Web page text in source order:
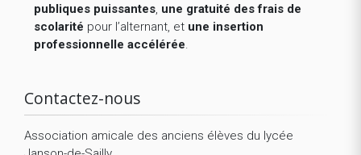
publiques puissantes une gratuité des frais de
scolarité pour l’alternant, et une insertion
professionnelle accélérée
Contactez-nous
Association amicale des anciens élèves du lycée